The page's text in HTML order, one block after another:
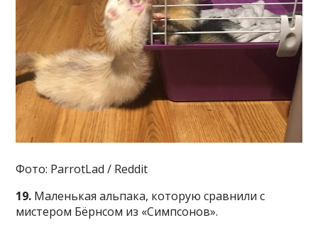
Фото: ParrotLad / Reddit
19. Маленькая альпака, которую сравнили с
мистером Бёрнсом из «Симпсонов».